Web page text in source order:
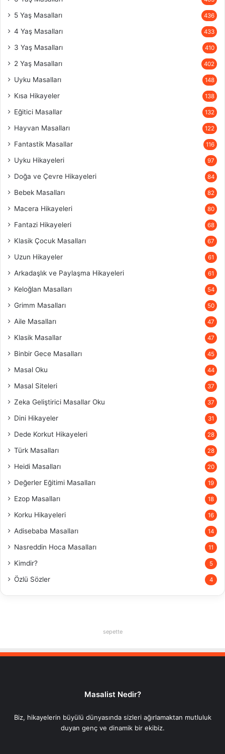
5 Yaş Masalları 436
4 Yaş Masalları 433
3 Yaş Masalları 410
2 Yaş Masalları 402
Uyku Masalları 148
Kısa Hikayeler 138
Eğitici Masallar 132
Hayvan Masalları 122
Fantastik Masallar 116
Uyku Hikayeleri 97
Doğa ve Çevre Hikayeleri 84
Bebek Masalları 82
Macera Hikayeleri 80
Fantazi Hikayeleri 68
Klasik Çocuk Masalları 67
Uzun Hikayeler 61
Arkadaşlık ve Paylaşma Hikayeleri 61
Keloğlan Masalları 54
Grimm Masalları 50
Aile Masalları 47
Klasik Masallar 47
Binbir Gece Masalları 45
Masal Oku 44
Masal Siteleri 37
Zeka Geliştirici Masallar Oku 37
Dini Hikayeler 31
Dede Korkut Hikayeleri 28
Türk Masalları 28
Heidi Masalları 20
Değerler Eğitimi Masalları 19
Ezop Masalları 18
Korku Hikayeleri 16
Adisebaba Masalları 14
Nasreddin Hoca Masalları 11
Kimdir? 5
Özlü Sözler 4
sepette
Masalist Nedir?
Biz, hikayelerin büyülü dünyasında sizleri ağırlamaktan mutluluk
duyan genç ve dinamik bir ekibiz.